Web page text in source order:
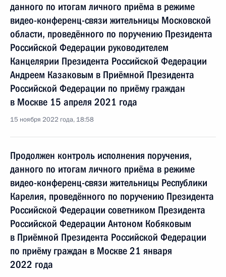
данного по итогам личного приёма в режиме
видео-конференц-связи жительницы Московской
области, проведённого по поручению Президента
Российской Федерации руководителем
Канцелярии Президента Российской Федерации
Андреем Казаковым в Приёмной Президента
Российской Федерации по приёму граждан
в Москве 15 апреля 2021 года
15 ноября 2022 года, 18:58
Продолжен контроль исполнения поручения,
данного по итогам личного приёма в режиме
видео-конференц-связи жительницы Республики
Карелия, проведённого по поручению Президента
Российской Федерации советником Президента
Российской Федерации Антоном Кобяковым
в Приёмной Президента Российской Федерации
по приёму граждан в Москве 21 января
2022 года